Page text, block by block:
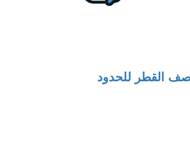
القطر للحدود